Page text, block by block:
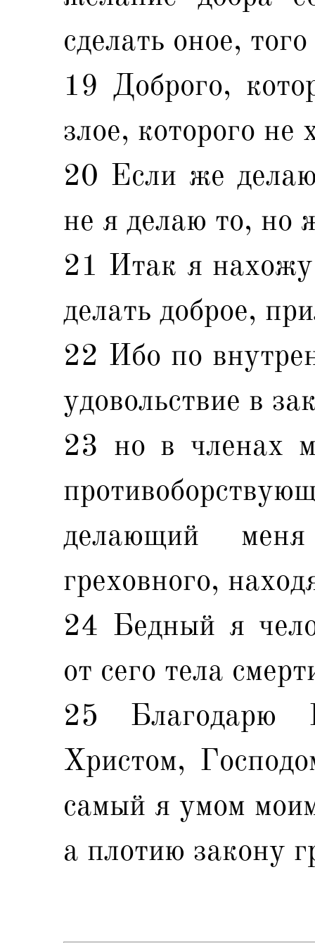
сделать оное,
19 Доброго,
злое, которого не
20 Если же
не я делаю то, но
21 Итак я нахожу
делать доброе,
22 Ибо по
удовольствие в
23 но в членах
делающий
греховного,
24 Бедный я
от сего тела
25 Благодарю
Христом,
самый я умом
а плотию закону